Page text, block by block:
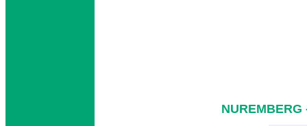
NUREMBERG